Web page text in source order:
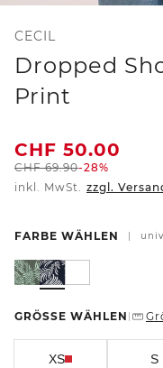
CECIL
Dropped
Print
CHF 50.00
CHF69.90-28%
inkl. MwSt. zzgl.
FARBE WÄHLEN
GRÖSSE WÄHLEN
XS S